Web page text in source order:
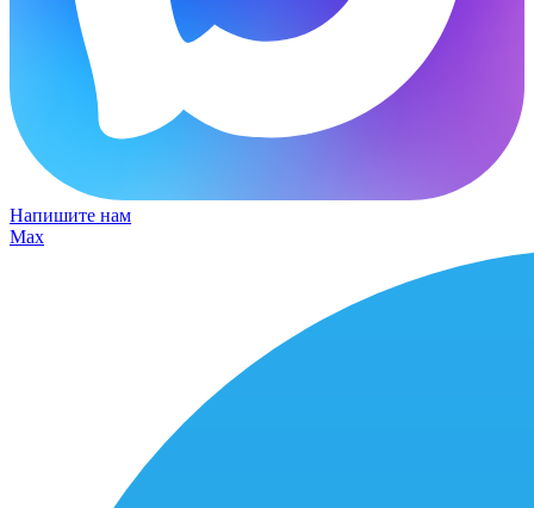
Напишите нам
Max